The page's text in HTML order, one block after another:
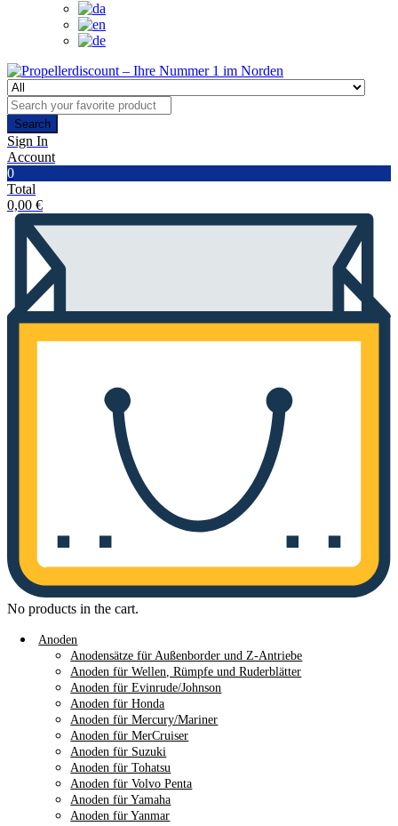
Search
Sign In
Account
0
Total
0,00 €
No products in the cart.
Anoden
Anodensätze für Außenborder und Z-Antriebe
Anoden für Wellen, Rümpfe und Ruderblätter
Anoden für Evinrude/Johnson
Anoden für Honda
Anoden für Mercury/Mariner
Anoden für MerCruiser
Anoden für Suzuki
Anoden für Tohatsu
Anoden für Volvo Penta
Anoden für Yamaha
Anoden für Yanmar